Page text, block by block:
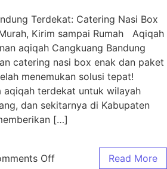
Terdekat: Catering Nasi Box
Kirim sampai Rumah Aqiqah
aqiqah Cangkuang Bandung
catering nasi box enak dan paket
menemukan solusi tepat!
aqiqah terdekat untuk wilayah
dan sekitarnya di Kabupaten
[…]
Off Read More